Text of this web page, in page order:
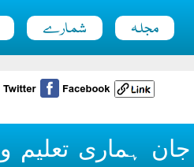
مجلہ شمارے
جان ہماری تعلیم